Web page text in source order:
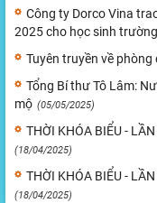
Công ty Dorco Vina
2025 cho học sinh
Tuyên truyền về
Tổng Bí thư Tô Lâm:
mộ (05/05/2025)
THỜI KHÓA BIỂU -
(18/04/2025)
THỜI KHÓA BIỂU -
(18/04/2025)